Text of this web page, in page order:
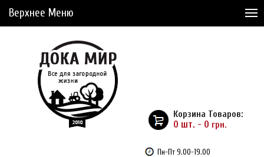
Верхнее Меню
Доставка и Оплата
Рассрочка
Доставка из Америки
Пн-Пт 9.00-19.00
Корзина Товаров:
0 шт. - 0 грн.